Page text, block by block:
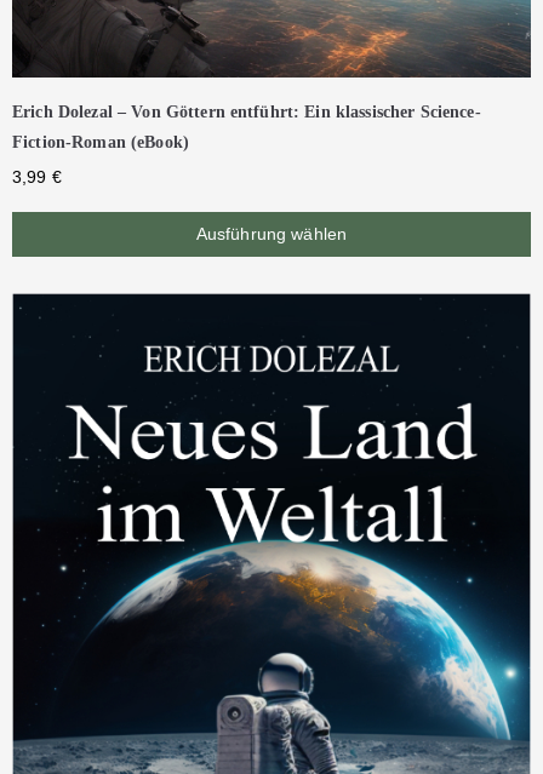
Erich Dolezal – Von Göttern entführt: Ein klassischer Science-
Fiction-Roman (eBook)
3,99 €
Ausführung wählen